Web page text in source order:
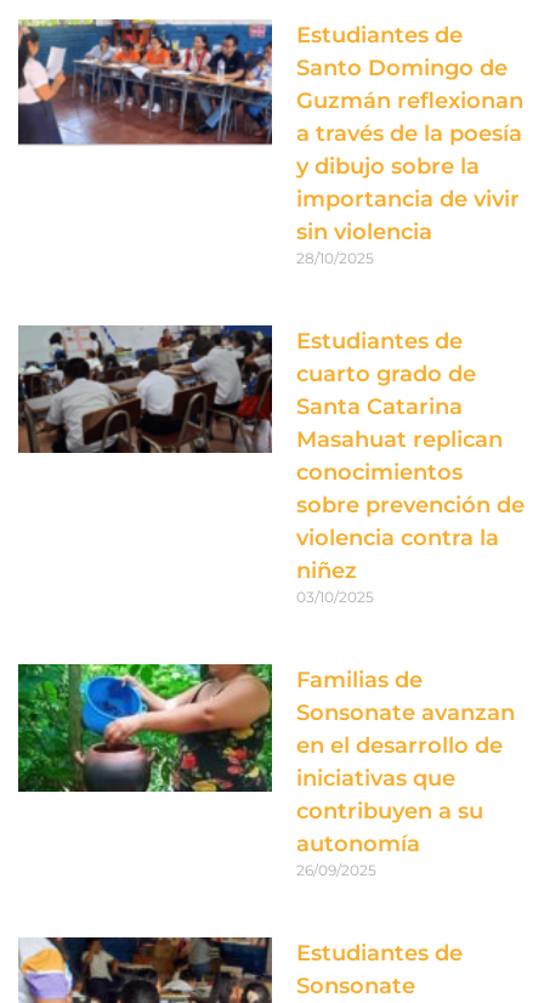
Estudiantes de
Santo Domingo de
Guzmán reflexionan
a través de la poesía
y dibujo sobre la
importancia de vivir
sin violencia
28/10/2025
Estudiantes de
cuarto grado de
Santa Catarina
Masahuat replican
conocimientos
sobre prevención de
violencia contra la
niñez
03/10/2025
Familias de
Sonsonate avanzan
en el desarrollo de
iniciativas que
contribuyen a su
autonomía
26/09/2025
Estudiantes de
Sonsonate